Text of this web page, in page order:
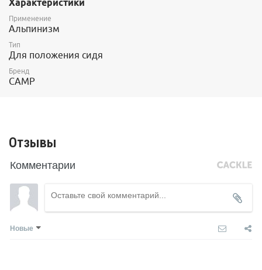
арт. 2231_S Набор FLINT KIT S
Характеристики
Применение
Альпинизм
Тип
Для положения сидя
Бренд
CAMP
Отзывы
Комментарии
Новые